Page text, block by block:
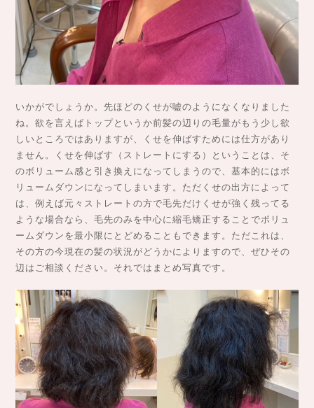
いかがでしょうか。先ほどのくせが嘘のようになくなりました
ね。欲を言えばトップというか前髪の辺りの毛量がもう少し欲
しいところではありますが、くせを伸ばすためには仕方があり
ません。くせを伸ばす（ストレートにする）ということは、そ
のボリューム感と引き換えになってしまうので、基本的にはボ
リュームダウンになってしまいます。ただくせの出方によって
は、例えば元々ストレートの方で毛先だけくせが強く残ってる
ような場合なら、毛先のみを中心に縮毛矯正することでボリュ
ームダウンを最小限にとどめることもできます。ただこれは、
その方の今現在の髪の状況がどうかによりますので、ぜひその
辺はご相談ください。それではまとめ写真です。